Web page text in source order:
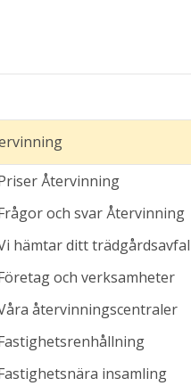
Återvinning
och svar Återvinning
hämtar ditt
och verksamheter
återvinningscentraler
insamling